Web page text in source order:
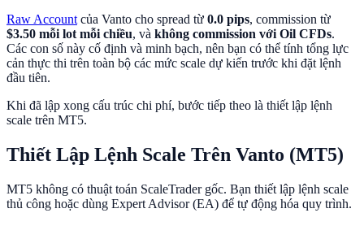
Raw Account của Vanto cho spread từ 0.0 pips, commission từ
$3.50 mỗi lot mỗi chiều, và không commission với Oil CFDs.
Các con số này cố định và minh bạch, nên bạn có thể tính tổng lực
cản thực thi trên toàn bộ các mức scale dự kiến trước khi đặt lệnh
đầu tiên.
Khi đã lập xong cấu trúc chi phí, bước tiếp theo là thiết lập lệnh
scale trên MT5.
Thiết Lập Lệnh Scale Trên Vanto (MT5)
MT5 không có thuật toán ScaleTrader gốc. Bạn thiết lập lệnh scale
thủ công hoặc dùng Expert Advisor (EA) để tự động hóa quy trình.